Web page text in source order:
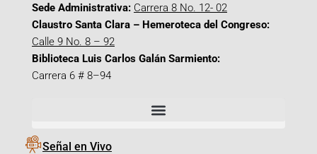
Sede Administrativa: Carrera 8 No. 12- 02
Claustro Santa Clara – Hemeroteca del Congreso:
Calle 9 No. 8 – 92
Biblioteca Luis Carlos Galán Sarmiento:
Carrera 6 # 8–94
Señal en Vivo